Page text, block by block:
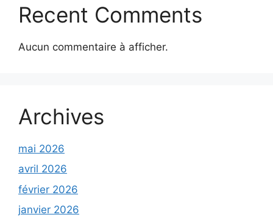
Recent Comments
Aucun commentaire à afficher.
Archives
mai 2026
avril 2026
février 2026
janvier 2026